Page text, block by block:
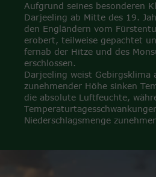
Aufgrund seines besonderen
Darjeeling ab Mitte des 19.
den Engländern vom
erobert, teilweise gepachtet
fernab der Hitze und des
erschlossen.
Darjeeling weist Gebirgsklima
zunehmender Höhe sinken
die absolute Luftfeuchte,
Niederschlagsmenge